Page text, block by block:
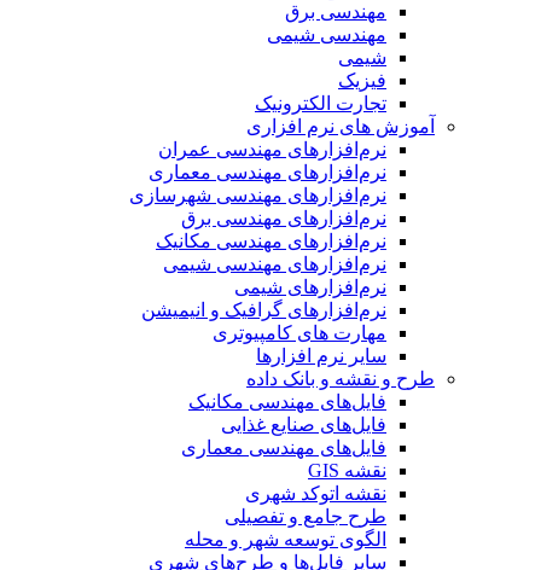
مهندسی برق
مهندسی شیمی
شیمی
فیزیک
تجارت الکترونیک
آموزش های نرم افزاری
نرم‌افزارهای مهندسی عمران
نرم‌افزارهای مهندسی معماری
نرم‌افزارهای مهندسی شهرسازی
نرم‌افزارهای مهندسی برق
نرم‌افزارهای مهندسی مکانیک
نرم‌افزارهای مهندسی شیمی
نرم‌افزارهای شیمی
نرم‌افزارهای گرافیک و انیمیشن
مهارت های کامپیوتری
سایر نرم افزارها
طرح و نقشه و بانک داده
فایل‌های مهندسی مکانیک
فایل‌های صنایع غذایی
فایل‌های مهندسی معماری
نقشه GIS
نقشه اتوکد شهری
طرح جامع و تفصیلی
الگوی توسعه شهر و محله
سایر فایل‌ها و طرح‌های شهری